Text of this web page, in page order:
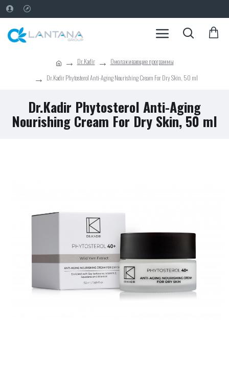
Dr.Kadir
Омолаживающие программы
Dr.Kadir Phytosterol Anti-Aging Nourishing Cream For Dry Skin, 50 ml
Dr.Kadir Phytosterol Anti-Aging
Nourishing Cream For Dry Skin, 50 ml